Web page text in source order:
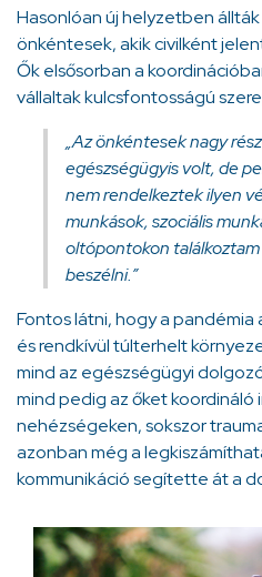
Hasonlóan új helyzetben
önkéntesek, akik civilként
Ők elsősorban a
vállaltak kulcsfontosságú
„Az önkéntesek nagy
egészségügyis volt, de
nem rendelkeztek ilyen
munkások, szociális
oltópontokon
beszélni.”
Fontos látni, hogy a
és rendkívül túlterhelt
mind az egészségügyi
mind pedig az őket koordináló
nehézségeken, sokszor
azonban még a
kommunikáció segítette át a